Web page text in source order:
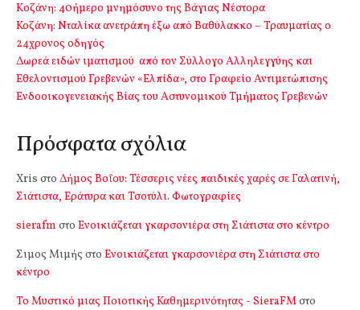
Kοζάνη: 40ήμερο μνημόσυνο της Βάγιας Νέστορα
Κοζάνη: Νταλίκα ανετράπη έξω από Βαθύλακκο – Τραυματίας ο
24χρονος οδηγός
Δωρεά ειδών ιματισμού από τον Σύλλογο Αλληλεγγύης και
Εθελοντισμού Γρεβενών «Ελπίδα», στο Γραφείο Αντιμετώπισης
Ενδοοικογενειακής Βίας του Αστυνομικού Τμήματος Γρεβενών
Πρόσφατα σχόλια
Xris στο Δήμος Βοΐου: Τέσσερις νέες παιδικές χαρές σε Γαλατινή,
Σιάτιστα, Εράτυρα και Τσοτύλι. Φωτογραφίες
sierafm στο Ενοικιάζεται γκαρσονιέρα στη Σιάτιστα στο κέντρο
Σιμος Μιμής στο Ενοικιάζεται γκαρσονιέρα στη Σιάτιστα στο
κέντρο
Το Μυστικό μιας Ποιοτικής Καθημερινότητας - SieraFMστο